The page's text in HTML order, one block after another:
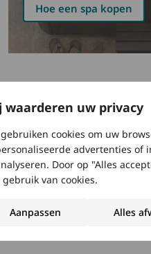
waarderen uw privacy
cookies om uw
advertenties of
Door op "Alles
gebruik van cookies.
Aanpassen Alles
Hoe een spa kopen
Of u nu juist aan het
enthousiast aan het
kunt deze pagina’s
helpen plannen en
Spa-afmetingen